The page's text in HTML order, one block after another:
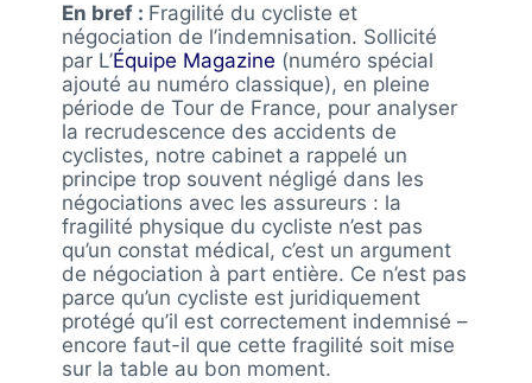
En bref : Fragilité du cycliste et
négociation de l’indemnisation. Sollicité
par L’Équipe Magazine (numéro spécial
ajouté au numéro classique), en pleine
période de Tour de France, pour analyser
la recrudescence des accidents de
cyclistes, notre cabinet a rappelé un
principe trop souvent négligé dans les
négociations avec les assureurs : la
fragilité physique du cycliste n’est pas
qu’un constat médical, c’est un argument
de négociation à part entière. Ce n’est pas
parce qu’un cycliste est juridiquement
protégé qu’il est correctement indemnisé –
encore faut-il que cette fragilité soit mise
sur la table au bon moment.